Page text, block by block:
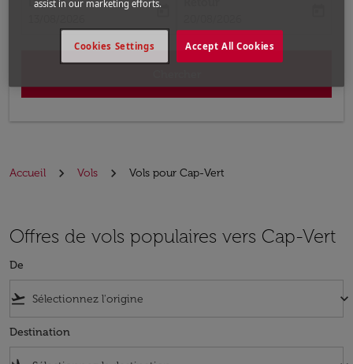
Départ
today
Accueil Vols Vols pour Cap-Vert
Offres de vols populaires vers Cap-Vert
De
flight_takeoff keyboard_arrow_down
Destination
assist in our marketing efforts.
Accept All Cookies
Cookies Settings